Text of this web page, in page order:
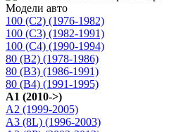
Модели авто
100 (C2) (1976-1982)
100 (C3) (1982-1991)
100 (C4) (1990-1994)
80 (B2) (1978-1986)
80 (B3) (1986-1991)
80 (B4) (1991-1995)
A1 (2010->)
A2 (1999-2005)
A3 (8L) (1996-2003)